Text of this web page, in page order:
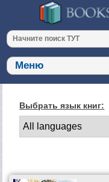
Выбрать язык книг: